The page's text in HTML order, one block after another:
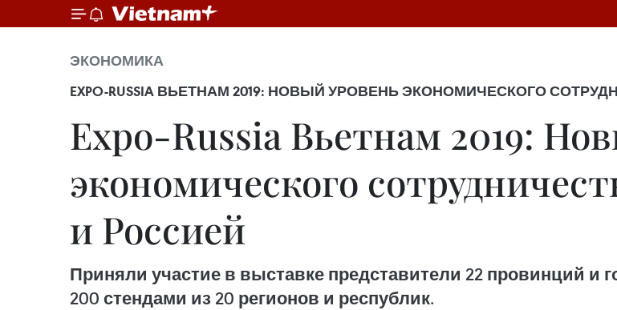
ЭКОНОМИКА
EXPO-RUSSIA ВЬЕТНАМ 2019: НОВЫЙ УРОВЕНЬ ЭКОНОМИЧЕСКОГО
Expo-Russia Вьетнам 2019:
экономического
и Россией
Приняли участие в выставке представители 22 провинций и
200 стендами из 20 регионов и республик.